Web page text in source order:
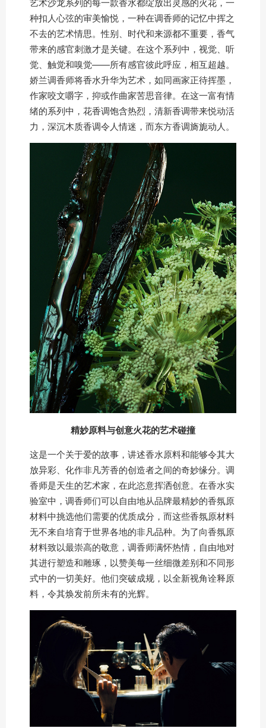
种扣人心弦的审美愉悦，一种在调香师的记忆中挥之
不去的艺术情思。性别、时代和来源都不重要，香气
带来的感官刺激才是关键。在这个系列中，视觉、听
觉、触觉和嗅觉——所有感官彼此呼应，相互超越。
娇兰调香师将香水升华为艺术，如同画家正待挥墨，
作家咬文嚼字，抑或作曲家苦思音律。在这一富有情
绪的系列中，花香调饱含热烈，清新香调带来悦动活
力，深沉木质香调令人情迷，而东方香调旖旎动人。
精妙原料与创意火花的艺术碰撞
这是一个关于爱的故事，讲述香水原料和能够令其大
放异彩、化作非凡芳香的创造者之间的奇妙缘分。调
香师是天生的艺术家，在此恣意挥洒创意。在香水实
验室中，调香师们可以自由地从品牌最精妙的香氛原
材料中挑选他们需要的优质成分，而这些香氛原材料
无不来自培育于世界各地的非凡品种。为了向香氛原
材料致以最崇高的敬意，调香师满怀热情，自由地对
其进行塑造和雕琢，以赞美每一丝细微差别和不同形
式中的一切美好。他们突破成规，以全新视角诠释原
料，令其焕发前所未有的光辉。